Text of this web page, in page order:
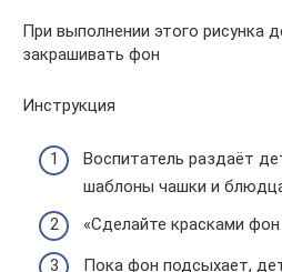
При выполнении этого рисунка
закрашивать фон
Инструкция
Воспитатель раздаёт
шаблоны чашки и
«Сделайте красками фон
Пока фон подсыхает,